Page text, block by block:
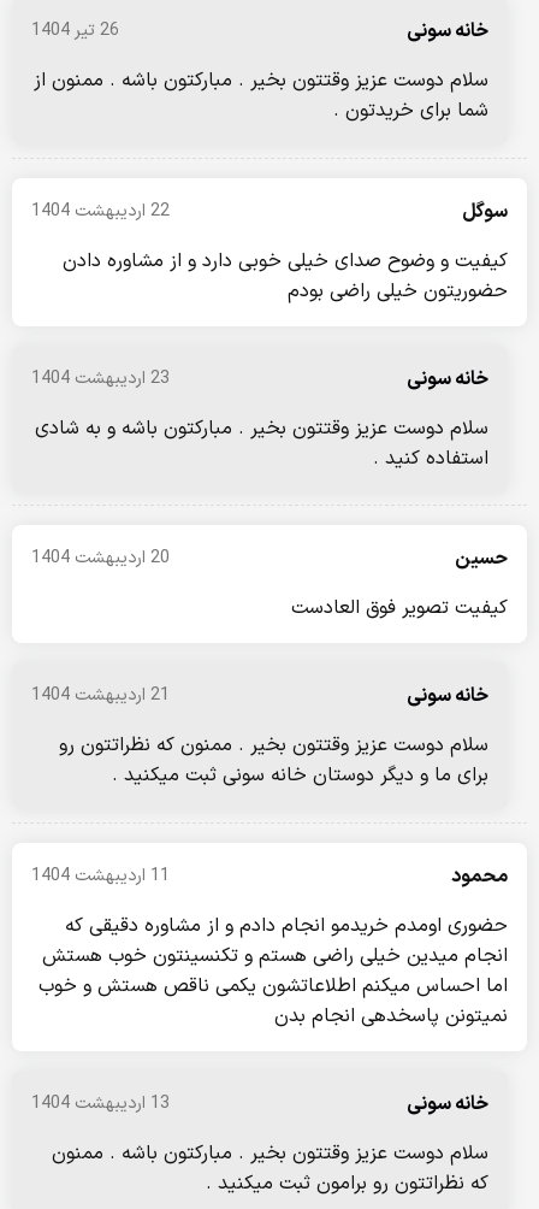
خانه سونی 26 تیر 1404
سلام دوست عزیز وقتتون بخیر . مبارکتون باشه . ممنون از
شما برای خریدتون .
سوگل 22 اردیبهشت 1404
کیفیت و وضوح صدای خیلی خوبی دارد و از مشاوره دادن
حضوریتون خیلی راضی بودم
خانه سونی 23 اردیبهشت 1404
سلام دوست عزیز وقتتون بخیر . مبارکتون باشه و به شادی
استفاده کنید .
حسین 20 اردیبهشت 1404
کیفیت تصویر فوق العادست
خانه سونی 21 اردیبهشت 1404
سلام دوست عزیز وقتتون بخیر . ممنون که نظراتتون رو
برای ما و دیگر دوستان خانه سونی ثبت میکنید .
محمود 11 اردیبهشت 1404
حضوری اومدم خریدمو انجام دادم و از مشاوره دقیقی که
انجام میدین خیلی راضی هستم و تکنسینتون خوب هستش
اما احساس میکنم اطلاعاتشون یکمی ناقص هستش و خوب
نمیتونن پاسخدهی انجام بدن
خانه سونی 13 اردیبهشت 1404
سلام دوست عزیز وقتتون بخیر . مبارکتون باشه . ممنون
که نظراتتون رو برامون ثبت میکنید .